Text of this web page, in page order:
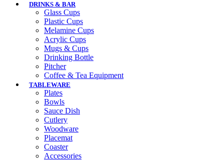
DRINKS & BAR
Glass Cups
Plastic Cups
Melamine Cups
Acrylic Cups
Mugs & Cups
Drinking Bottle
Pitcher
Coffee & Tea Equipment
TABLEWARE
Plates
Bowls
Sauce Dish
Cutlery
Woodware
Placemat
Coaster
Accessories